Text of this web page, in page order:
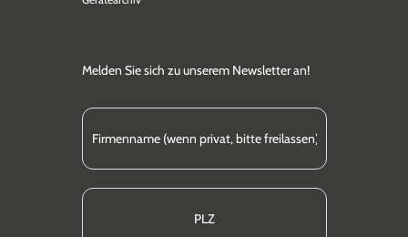
Melden Sie sich zu unserem Newsletter an!